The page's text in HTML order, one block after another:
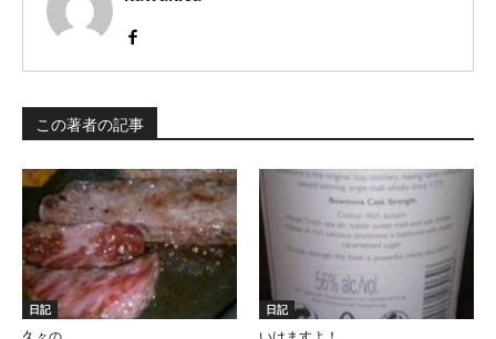
この著者の記事
日記
日記